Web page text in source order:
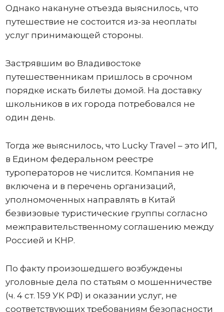
Однако накануне отъезда выяснилось, что
путешествие не состоится из-за неоплаты
услуг принимающей стороны.
Застрявшим во Владивостоке
путешественникам пришлось в срочном
порядке искать билеты домой. На доставку
школьников в их города потребовался не
один день.
Тогда же выяснилось, что Lucky Travel – это ИП,
в Едином федеральном реестре
туроператоров не числится. Компания не
включена и в перечень организаций,
уполномоченных направлять в Китай
безвизовые туристические группы согласно
межправительственному соглашению между
Россией и КНР.
По факту произошедшего возбуждены
уголовные дела по статьям о мошенничестве
(ч. 4 ст. 159 УК РФ) и оказании услуг, не
соответствующих требованиям безопасности